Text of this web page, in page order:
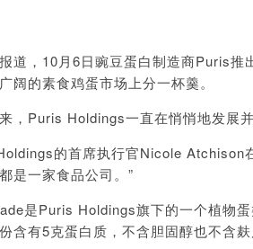
道，10月6日豌豆蛋白制造商Puris
阔的素食鸡蛋市场上分一杯羹。
，Puris Holdings一直在悄悄地发展
的首席执行官Nicole Atchison
是一家食品公司。”
是Puris Holdings旗下的一个植物
含有5克蛋白质，不含胆固醇也不含麸